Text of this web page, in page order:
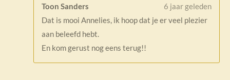
Toon Sanders
6 jaar geleden
Dat is mooi Annelies, ik hoop dat je er veel plezier
aan beleefd hebt.
En kom gerust nog eens terug!!